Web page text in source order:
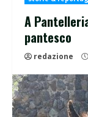
A
pantesco
redazione